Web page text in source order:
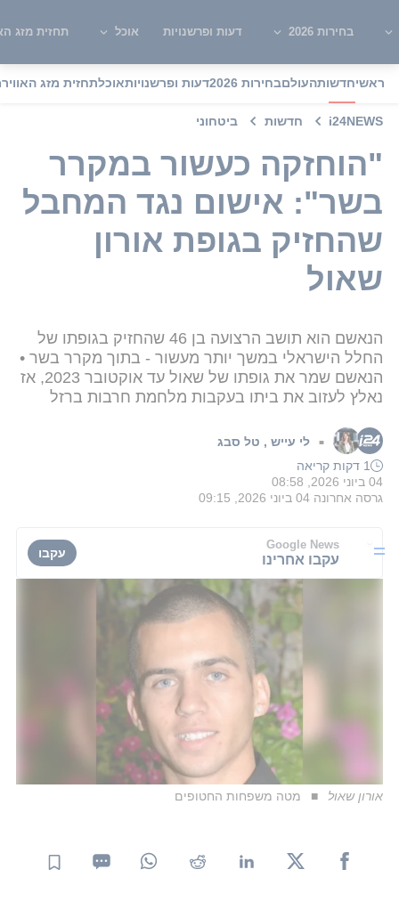
בחירות 2026 דעות ופרשנויות אוכל תחזית מזג
ראשיחדשותהעולםבחירות 2026 דעות ופרשנויותאוכלתחזית מזג האוויר
i24NEWS חדשות ביטחוני
"הוחזקה כעשור במקרר
בשר": אישום נגד המחבל
שהחזיק בגופת אורון
שאול
הנאשם הוא תושב הרצועה בן 46 שהחזיק בגופתו של
החלל הישראלי במשך יותר מעשור - בתוך מקרר בשר •
הנאשם שמר את גופתו של שאול עד אוקטובר 2023, אז
נאלץ לעזוב את ביתו בעקבות מלחמת חרבות ברזל
■ לי עייש , טל סבג
1 דקות קריאה
04 ביוני 2026, 08:58
גרסה אחרונה 04 ביוני 2026, 09:15
Google News
עקבו אחרינו עקבו
אורון שאול מטה משפחות החטופים